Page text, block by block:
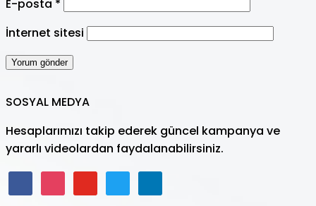
E-posta *
İnternet sitesi
SOSYAL MEDYA
Hesaplarımızı takip ederek güncel kampanya ve
yararlı videolardan faydalanabilirsiniz.
facebookinstagramyoutubetwitter linkedin